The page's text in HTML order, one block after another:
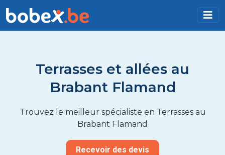
Terrasses et allées au
Brabant Flamand
Trouvez le meilleur spécialiste en Terrasses au
Brabant Flamand
Recevoir des devis